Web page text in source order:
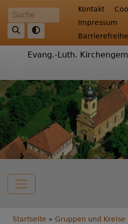
Direkt
zum
Inhalt
Suche
Kontakt
Impressum
Evang.-Luth.
Startseite Gruppen und Kreise